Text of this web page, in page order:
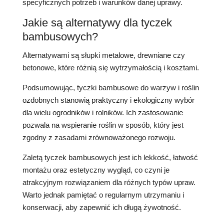
specyficznych potrzeb i warunków danej uprawy.
Jakie są alternatywy dla tyczek
bambusowych?
Alternatywami są słupki metalowe, drewniane czy
betonowe, które różnią się wytrzymałością i kosztami.
Podsumowując, tyczki bambusowe do warzyw i roślin
ozdobnych stanowią praktyczny i ekologiczny wybór
dla wielu ogrodników i rolników. Ich zastosowanie
pozwala na wspieranie roślin w sposób, który jest
zgodny z zasadami zrównoważonego rozwoju.
Zaletą tyczek bambusowych jest ich lekkość, łatwość
montażu oraz estetyczny wygląd, co czyni je
atrakcyjnym rozwiązaniem dla różnych typów upraw.
Warto jednak pamiętać o regularnym utrzymaniu i
konserwacji, aby zapewnić ich długą żywotność.